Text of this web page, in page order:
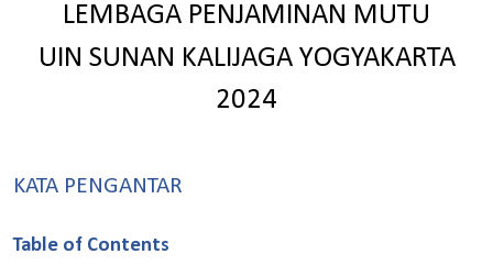
LEMBAGA PENJAMINAN MUTU
UIN SUNAN KALIJAGA YOGYAKARTA
2024
KATA PENGANTAR
Table of Contents